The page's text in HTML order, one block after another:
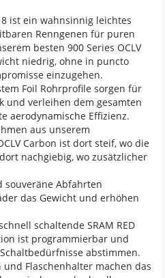
8 ist ein wahnsinnig leichtes
Renngenen für puren
besten 900 Series OCLV
niedrig, ohne in puncto
einzugehen.
Foil Rohrprofile sorgen für
und verleihen dem gesamten
aerodynamische Effizienz.
aus unserem
Carbon ist dort steif, wo die
nachgiebig, wo zusätzlicher
souveräne Abfahrten
das Gewicht und erhöhen
schaltende SRAM RED
ist programmierbar und
abstimmen.
und Flaschenhalter machen das